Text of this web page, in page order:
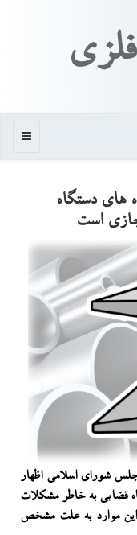
منو
پرونده های دستگاه
است
شورای اسلامی اظهار
های دستگاه قضایی به خاطر مشكلات
از ۸۰ درصد از این موارد به علت مشخص